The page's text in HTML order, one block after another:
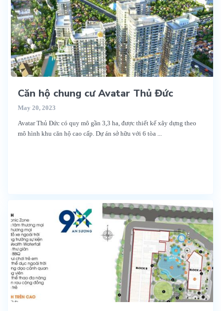
Căn hộ chung cư Avatar Thủ Đức
May 20, 2023
Avatar Thủ Đức có quy mô gần 3,3 ha, được thiết kế xây dựng theo
mô hình khu căn hộ cao cấp. Dự án sở hữu với 6 tòa